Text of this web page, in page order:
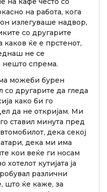
на работа, кога
излегуваше надвор,
со другарите
каков ќе е прстенот,
не се
спрема.
можеби бурен
со другарите да гледа
како би го
да не откријам. Ми
ставил минута пред
дека секој
дека ми има
кои веќе ги носам
кутијата ја
различни
што ќе каже, за